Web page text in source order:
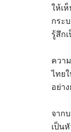
ให้เ
กระ
รู้สึก
ควา
ไทย
อย่า
จาก
เป็น